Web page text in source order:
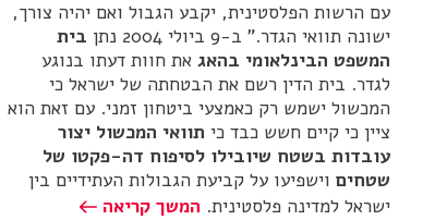
עם הרשות הפלסטינית, יקבע הגבול ואם יהיה צורך,
ישונה תוואי הגדר." ב-9 ביולי 2004 נתן
בית
המשפט הבינלאומי בהאג את חוות דעתו בנוגע
לגדר. בית הדין רשם את הבטחתה של ישראל כי
המכשול ישמש רק כאמצעי ביטחון זמני. עם זאת הוא
ציין כי קיים חשש כבד כי תוואי המכשול יצור
עובדות בשטח שיובילו לסיפוח דה-פקטו של
שטחים וישפיעו על קביעת הגבולות העתידיים בין
ישראל למדינה פלסטינית. המשך קריאה